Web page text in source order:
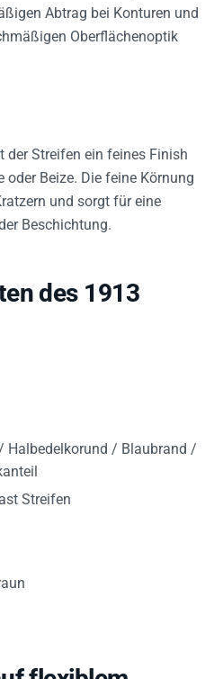
Abtrag bei Konturen und
Oberflächenoptik
der Streifen ein feines Finish
Beize. Die feine Körnung
und sorgt für eine
Beschichtung.
des 1913
Halbedelkorund / Blaubrand /
Streifen